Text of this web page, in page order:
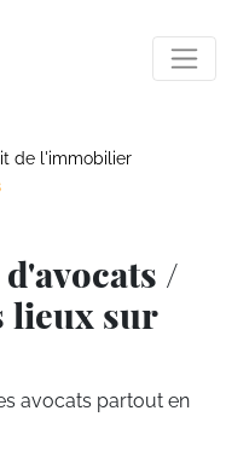
de l'immobilier
/
lieux sur
avocats partout en